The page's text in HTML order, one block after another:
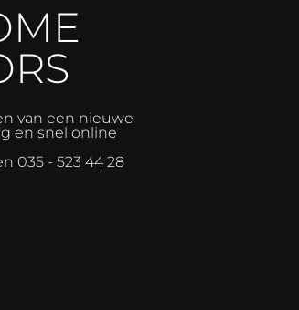
van een nieuwe
en snel online
035 - 523 44 28